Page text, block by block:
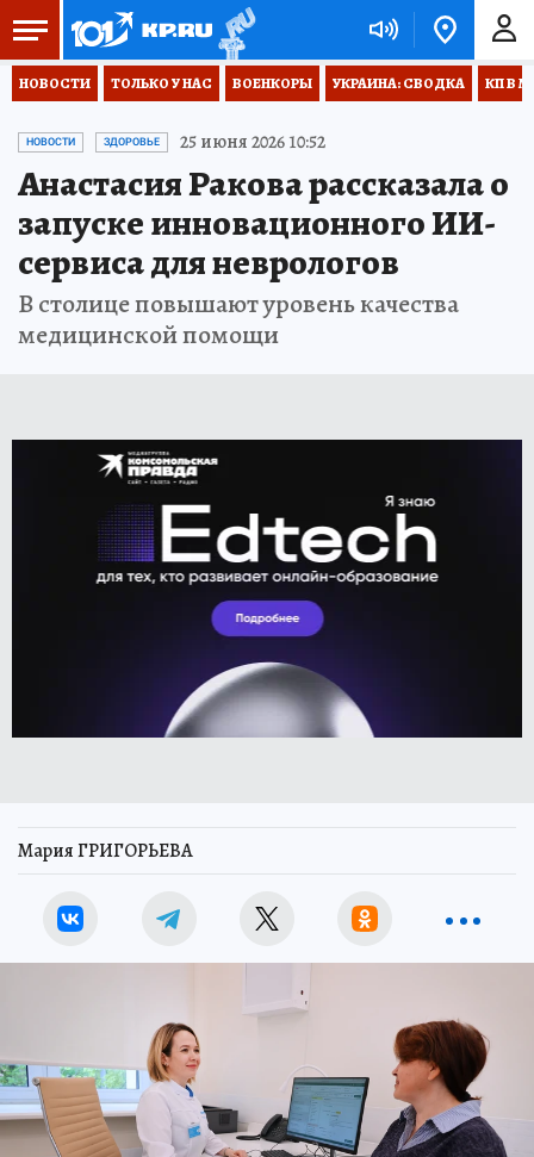
НОВОСТИ ТОЛЬКО У НАС ВОЕНКОРЫ УКРАИНА: СВОДКА КП В
НОВОСТИ ЗДОРОВЬЕ 25 июня 2026 10:52
Анастасия Ракова рассказала о
запуске инновационного ИИ-
сервиса для неврологов
В столице повышают уровень качества
медицинской помощи
Мария ГРИГОРЬЕВА